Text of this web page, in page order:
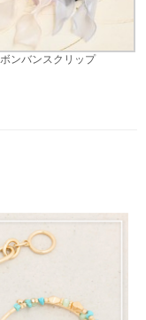
ボンバンスクリップ